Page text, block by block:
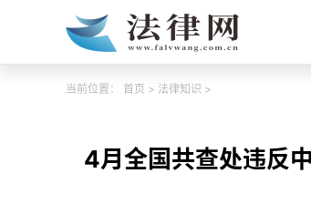
当前位置： 首页 > 法律知识 >
4月全国共查处违反